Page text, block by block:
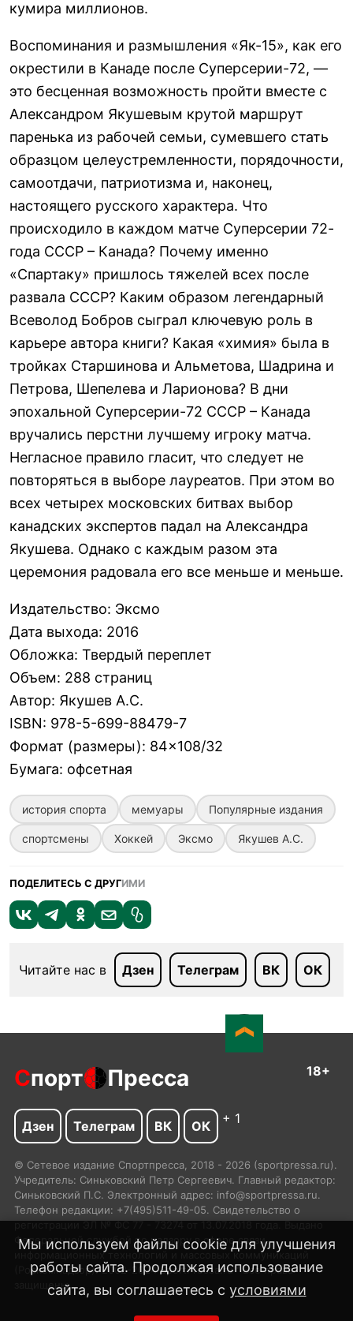
кумира миллионов.
Воспоминания и размышления «Як-15», как его
окрестили в Канаде после Суперсерии-72, —
это бесценная возможность пройти вместе с
Александром Якушевым крутой маршрут
паренька из рабочей семьи, сумевшего стать
образцом целеустремленности, порядочности,
самоотдачи, патриотизма и, наконец,
настоящего русского характера. Что
происходило в каждом матче Суперсерии 72-
года СССР – Канада? Почему именно
«Спартаку» пришлось тяжелей всех после
развала СССР? Каким образом легендарный
Всеволод Бобров сыграл ключевую роль в
карьере автора книги? Какая «химия» была в
тройках Старшинова и Альметова, Шадрина и
Петрова, Шепелева и Ларионова? В дни
эпохальной Суперсерии-72 СССР – Канада
вручались перстни лучшему игроку матча.
Негласное правило гласит, что следует не
повторяться в выборе лауреатов. При этом во
всех четырех московских битвах выбор
канадских экспертов падал на Александра
Якушева. Однако с каждым разом эта
церемония радовала его все меньше и меньше.
Издательство: Эксмо
Дата выхода: 2016
Обложка: Твердый переплет
Объем: 288 страниц
Автор: Якушев А.С.
ISBN: 978-5-699-88479-7
Формат (размеры): 84×108/32
Бумага: офсетная
история спорта мемуары Популярные издания
спортсмены Хоккей Эксмо Якушев А.С.
ПОДЕЛИТЕСЬ С ДРУГИМИ
Читайте нас в Дзен Телеграм ВК ОК
Мы используем файлы cookie для улучшения
работы сайта. Продолжая использование
сайта, вы соглашаетесь с условиями
Спорт Пресса 18+
Дзен Телеграм ВК ОК + 1
© Сетевое издание Спортпресса, 2018 - 2026 (sportpressa.ru).
Учредитель: Синьковский Петр Сергеевич. Главный редактор:
Синьковский П.С. Электронный адрес: info@sportpressa.ru.
Телефон редакции: +7(495)511-49-05. Свидетельство о
регистрации ЭЛ № ФС 77 - 73274 от 13.07.2018 года. Выдано
Федеральной службой по надзору в сфере связи,
информационных технологий и массовых коммуникаций
(Роскомнадзор). 2002-2024 SportPressa.ru™ Все права
защищены.